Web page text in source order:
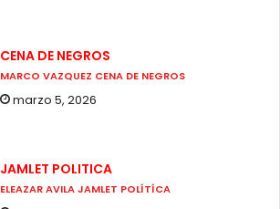
CENA DE NEGROS
MARCO VAZQUEZ CENA DE NEGROS
marzo 5, 2026
JAMLET POLITICA
ELEAZAR AVILA JAMLET POLÍTÍCA